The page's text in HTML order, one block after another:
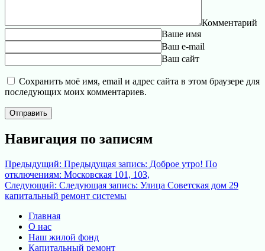
Комментарий
Ваше имя
Ваш e-mail
Ваш сайт
Сохранить моё имя, email и адрес сайта в этом браузере для
последующих моих комментариев.
Навигация по записям
Предыдущий: Предыдущая запись: Доброе утро! По
отключениям: Московская 101, 103,
Следующий: Следующая запись: Улица Советская дом 29
капитальный ремонт системы
Главная
О нас
Наш жилой фонд
Капитальный ремонт